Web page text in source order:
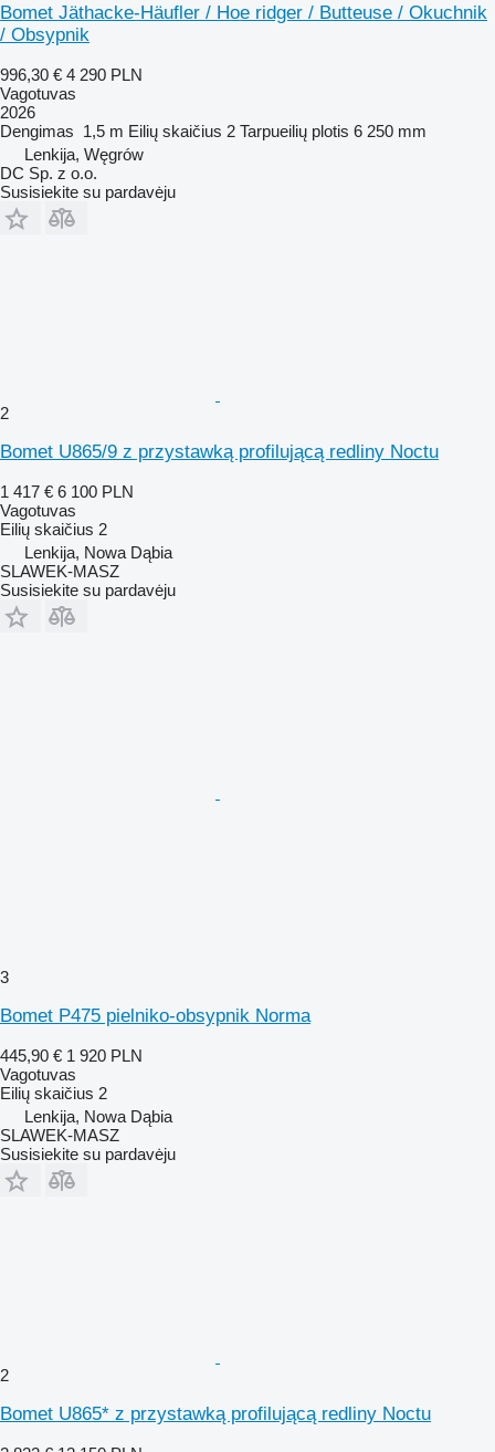
Bomet Jäthacke-Häufler / Hoe ridger / Butteuse / Okuchnik
/ Obsypnik
996,30 € 4 290 PLN
Vagotuvas
2026
Dengimas 1,5 m Eilių skaičius 2 Tarpueilių plotis 6 250 mm
Lenkija, Węgrów
DC Sp. z o.o.
Susisiekite su pardavėju
2
Bomet U865/9 z przystawką profilującą redliny Noctu
1 417 € 6 100 PLN
Vagotuvas
Eilių skaičius 2
Lenkija, Nowa Dąbia
SLAWEK-MASZ
Susisiekite su pardavėju
3
Bomet P475 pielniko-obsypnik Norma
445,90 € 1 920 PLN
Vagotuvas
Eilių skaičius 2
Lenkija, Nowa Dąbia
SLAWEK-MASZ
Susisiekite su pardavėju
2
Bomet U865* z przystawką profilującą redliny Noctu